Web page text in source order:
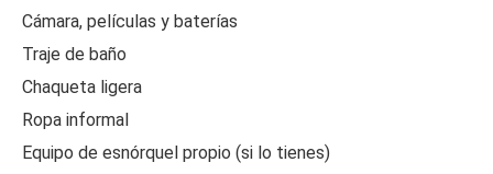
Cámara, películas y baterías
Traje de baño
Chaqueta ligera
Ropa informal
Equipo de esnórquel propio (si lo tienes)